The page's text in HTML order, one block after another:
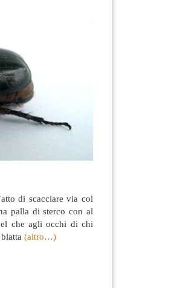
di scacciare via col
palla di sterco con al
che agli occhi di chi
(altro…)